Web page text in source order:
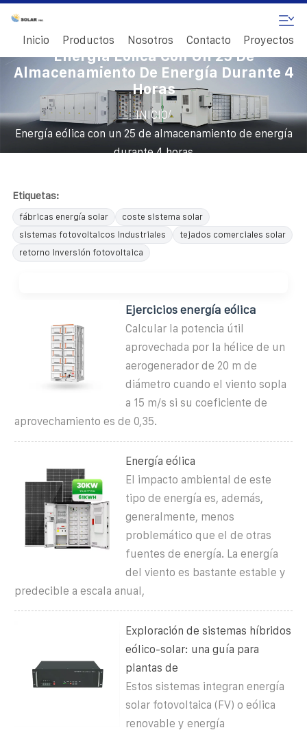
Inicio Productos Nosotros Contacto Proyectos
Energía Eólica Con Un 25 De
Almacenamiento De Energía Durante 4
Horas
INICIO/
Energía eólica con un 25 de almacenamiento de energía
durante 4 horas
Etiquetas:
fábricas energía solar
coste sistema solar
sistemas fotovoltaicos industriales
tejados comerciales solar
retorno inversión fotovoltaica
Ejercicios energía eólica
Calcular la potencia útil
aprovechada por la hélice de un
aerogenerador de 20 m de
diámetro cuando el viento sopla
a 15 m/s si su coeficiente de
aprovechamiento es de 0,35.
Energía eólica
El impacto ambiental de este
tipo de energía es, además,
generalmente, menos
problemático que el de otras
fuentes de energía. La energía
del viento es bastante estable y
predecible a escala anual,
Exploración de sistemas híbridos
eólico-solar: una guía para
plantas de
Estos sistemas integran energía
solar fotovoltaica (FV) o eólica
renovable y energía